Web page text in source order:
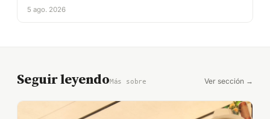
5 ago. 2026
Seguir leyendoMás sobre Ver sección →